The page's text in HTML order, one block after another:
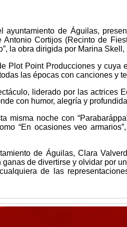
ayuntamiento de Águilas,
Antonio Cortijos (Recinto de
la obra dirigida por Marina
Plot Point Producciones y cuya
las épocas con canciones y
liderado por las actrices
con humor, alegría y
misma noche con
“En ocasiones veo
de Águilas, Clara
de divertirse y olvidar por
de las